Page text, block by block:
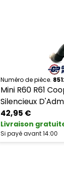
Numéro de pièce.
Mini R60 R61
Silencieux
42,95 €
Livraison
Si payé avant 14:00